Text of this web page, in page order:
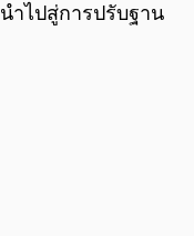
ำไปสู่การปรับฐาน